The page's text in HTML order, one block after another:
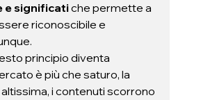
e significati che permette a
riconoscibile e
principio diventa
è più che saturo, la
i contenuti scorrono